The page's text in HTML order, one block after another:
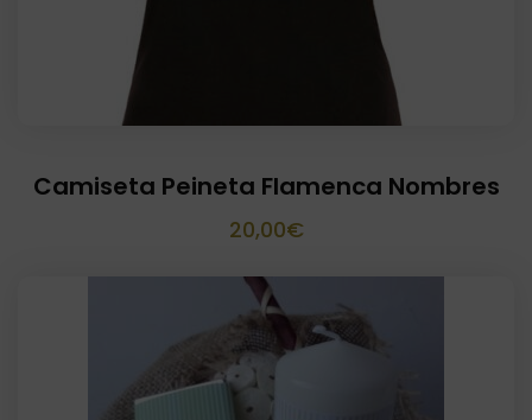
Camiseta Peineta Flamenca Nombres
20,00€